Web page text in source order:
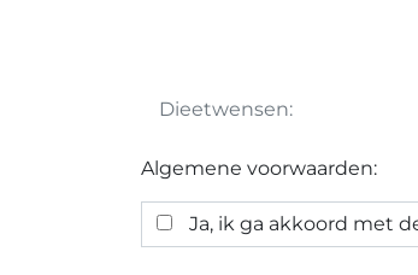
Algemene voorwaarden:
Ja, ik ga akkoord met